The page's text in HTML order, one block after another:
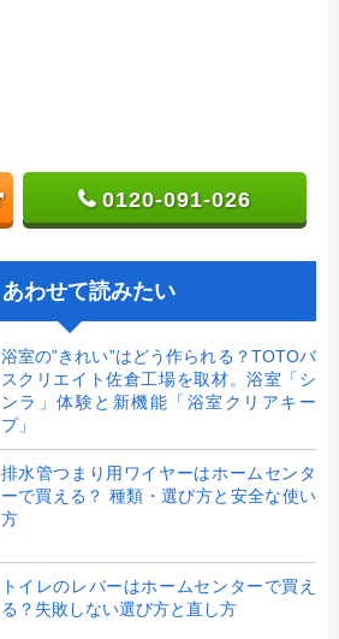
0120-091-026
あわせて読みたい
浴室の”きれい”はどう作られる？TOTOバ
スクリエイト佐倉工場を取材。浴室「シ
ンラ」体験と新機能「浴室クリアキー
プ」
排水管つまり用ワイヤーはホームセンタ
ーで買える？ 種類・選び方と安全な使い
方
トイレのレバーはホームセンターで買え
る？失敗しない選び方と直し方